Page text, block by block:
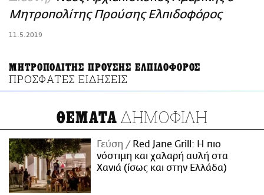
ΑΜΠΑ
PRINT
Μητροπολίτης Προύσης Ελπιδοφόρος
11.5.2019
ΜΗΤΡΟΠΟΛΙΤΗΣ ΠΡΟΥΣΗΣ ΕΛΠΙΔΟΦΟΡΟΣ
ΠΡΟΣΦΑΤΕΣ ΕΙΔΗΣΕΙΣ
ΘΕΜΑΤΑ ΔΗΜΟΦΙΛΗ
Γεύση
Red Jane Grill: Η πιο
νόστιμη και χαλαρή αυλή στα
Χανιά (ίσως και στην Ελλάδα)